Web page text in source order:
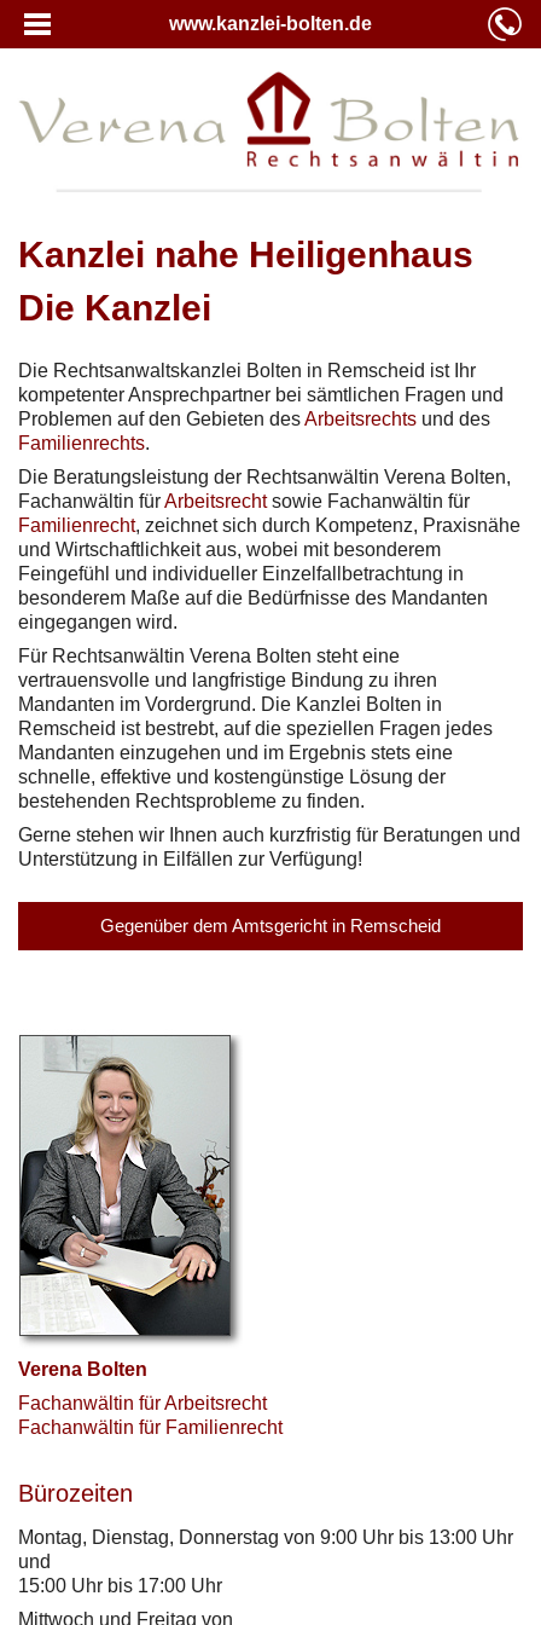
www.kanzlei-bolten.de
Kanzlei nahe Heiligenhaus
Die Kanzlei
Die Rechtsanwaltskanzlei Bolten in Remscheid ist Ihr
kompetenter Ansprechpartner bei sämtlichen Fragen und
Problemen auf den Gebieten desArbeitsrechts und des
Familienrechts.
Die Beratungsleistung der Rechtsanwältin Verena Bolten,
Fachanwältin fürArbeitsrechtsowie Fachanwältin für
Familienrecht, zeichnet sich durch Kompetenz, Praxisnähe
und Wirtschaftlichkeit aus, wobei mit besonderem
Feingefühl und individueller Einzelfallbetrachtung in
besonderem Maße auf die Bedürfnisse des Mandanten
eingegangen wird.
Für Rechtsanwältin Verena Bolten steht eine
vertrauensvolle und langfristige Bindung zu ihren
Mandanten im Vordergrund. Die Kanzlei Bolten in
Remscheid ist bestrebt, auf die speziellen Fragen jedes
Mandanten einzugehen und im Ergebnis stets eine
schnelle, effektive und kostengünstige Lösung der
bestehenden Rechtsprobleme zu finden.
Gerne stehen wir Ihnen auch kurzfristig für Beratungen und
Unterstützung in Eilfällen zur Verfügung!
Gegenüber dem Amtsgericht in Remscheid
Verena Bolten
Fachanwältin für Arbeitsrecht
Fachanwältin für Familienrecht
Bürozeiten
Montag, Dienstag, Donnerstag von 9:00 Uhr bis 13:00 Uhr
und
15:00 Uhr bis 17:00 Uhr
Mittwoch und Freitag von